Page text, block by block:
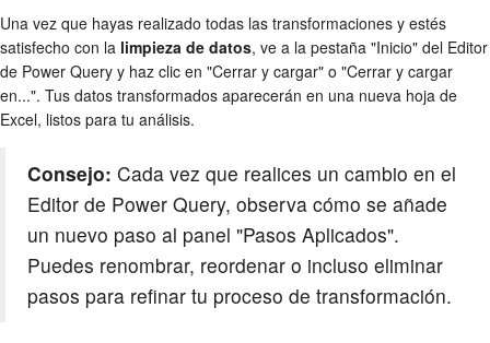
Una vez que hayas realizado todas las transformaciones y estés
satisfecho con la limpieza de datos, ve a la pestaña "Inicio" del Editor
de Power Query y haz clic en "Cerrar y cargar" o "Cerrar y cargar
en...". Tus datos transformados aparecerán en una nueva hoja de
Excel, listos para tu análisis.
Consejo: Cada vez que realices un cambio en el
Editor de Power Query, observa cómo se añade
un nuevo paso al panel "Pasos Aplicados".
Puedes renombrar, reordenar o incluso eliminar
pasos para refinar tu proceso de transformación.